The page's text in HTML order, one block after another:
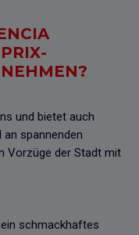
und bietet auch
spannenden
Vorzüge der Stadt mit
schmackhaftes